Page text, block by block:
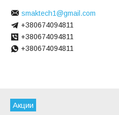
smaktech1@gmail.com
+380674094811
+380674094811
+380674094811
Акции